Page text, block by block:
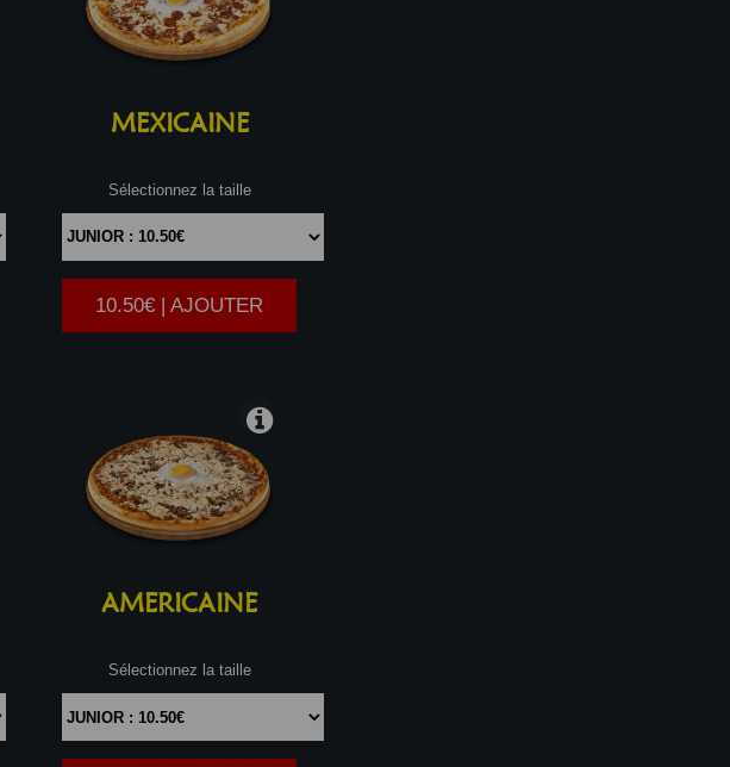
MEXICAINE
Sélectionnez la taille
|
10.50€ | AJOUTER
AMERICAINE
Sélectionnez la taille